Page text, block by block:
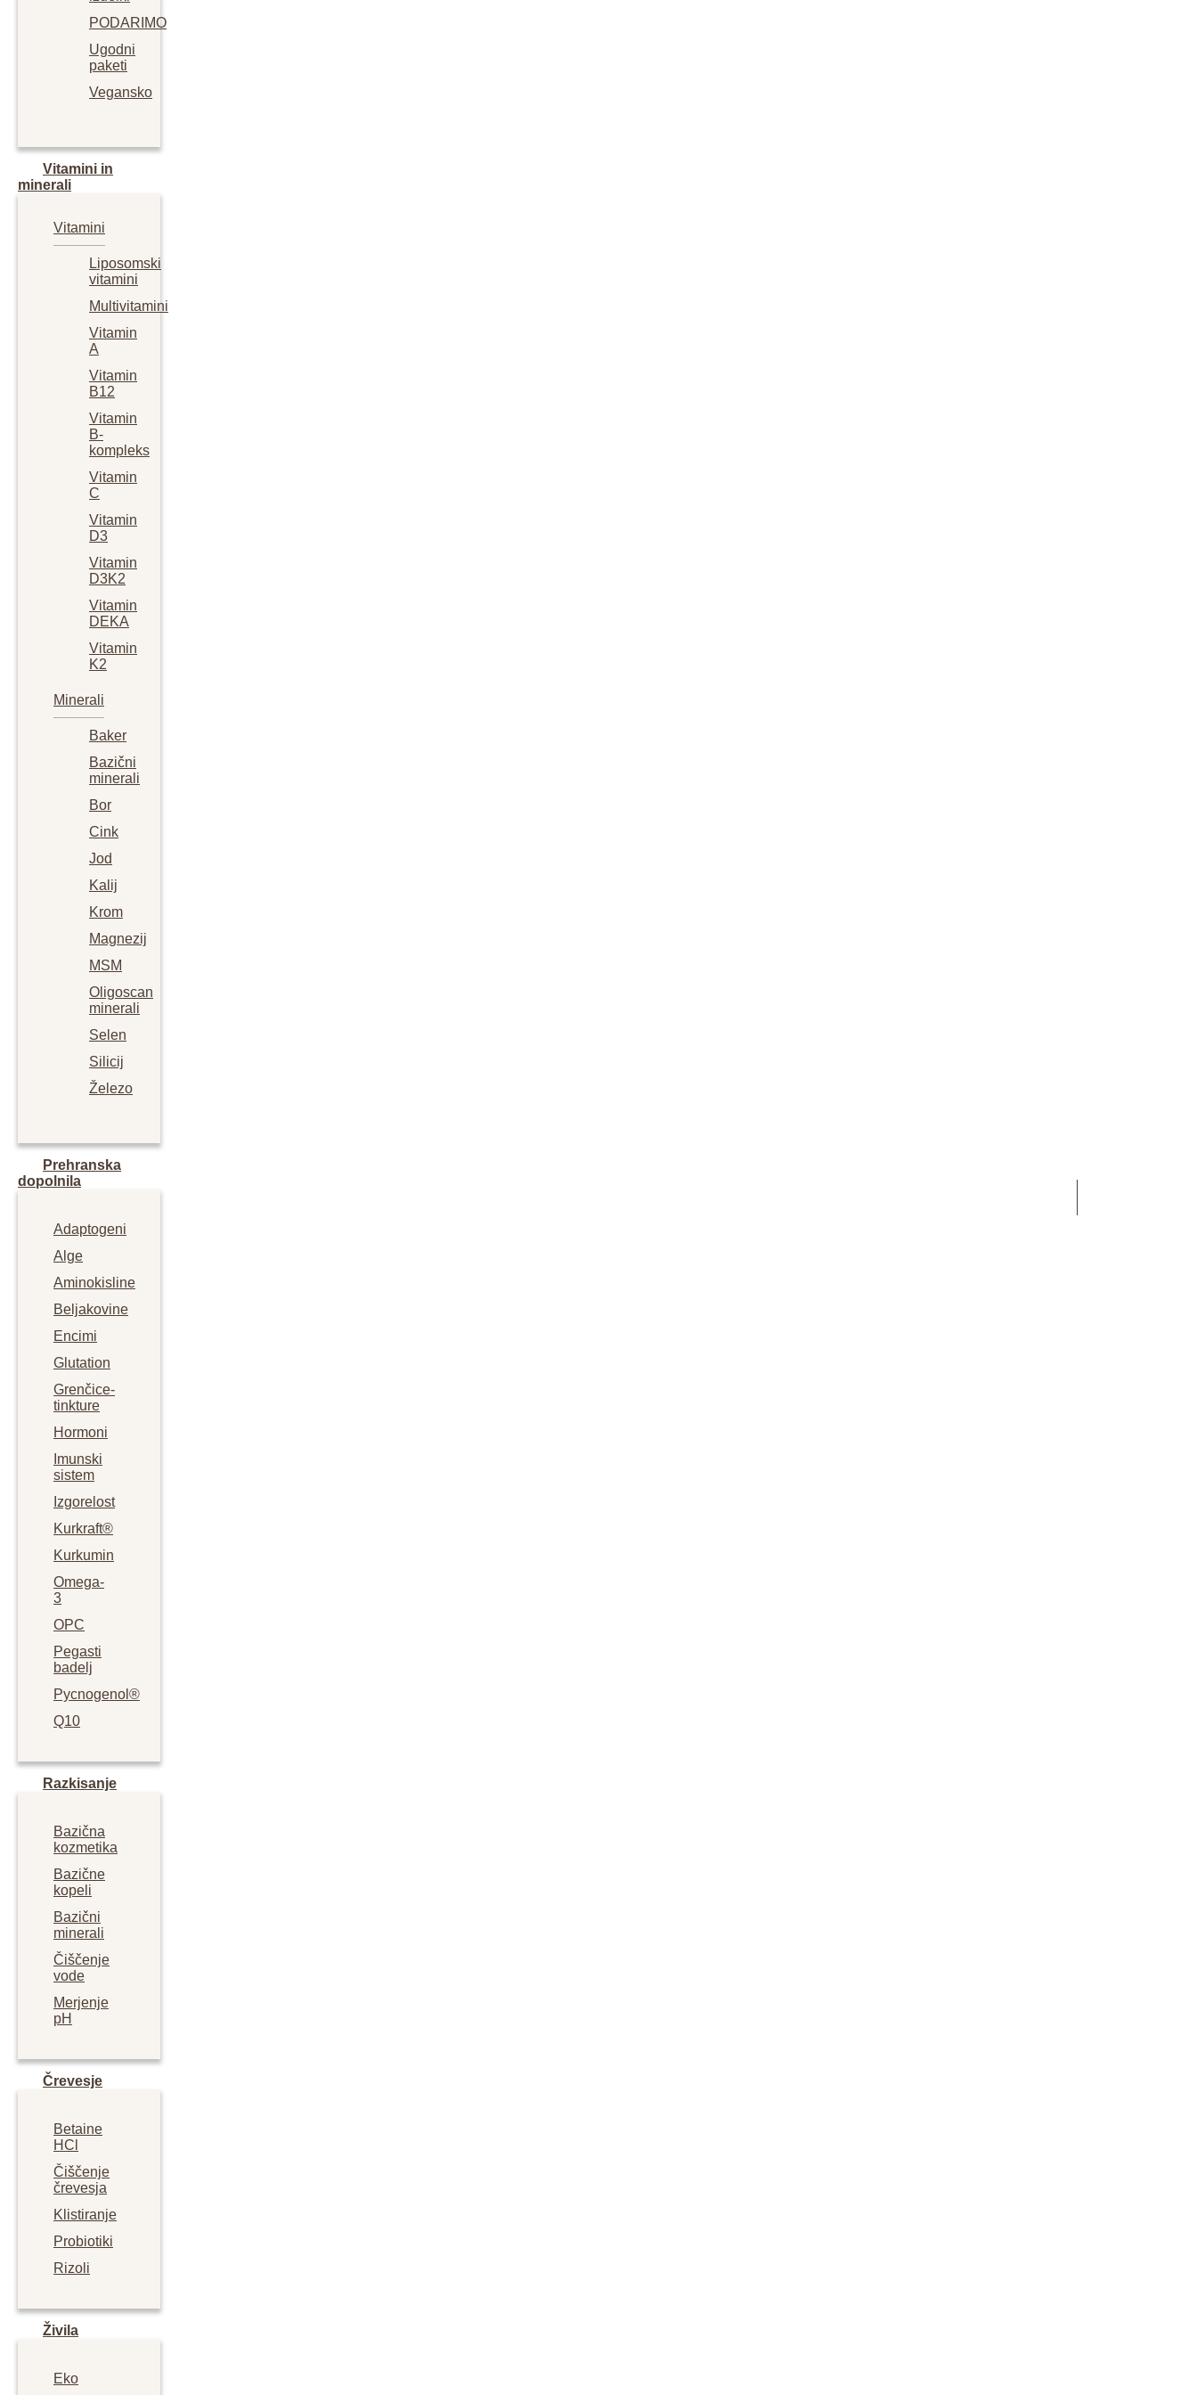
PODARIMO
Ugodni
paketi
Vegansko
Vitamini in
minerali
Vitamini
Liposomski
vitamini
Multivitamini
Vitamin
A
Vitamin
B12
Vitamin
B-
kompleks
Vitamin
C
Vitamin
D3
Vitamin
D3K2
Vitamin
DEKA
Vitamin
K2
Minerali
Baker
Bazični
minerali
Bor
Cink
Jod
Kalij
Krom
Magnezij
MSM
Oligoscan
minerali
Selen
Silicij
Železo
Prehranska
dopolnila
Adaptogeni
Alge
Aminokisline
Beljakovine
Encimi
Glutation
Grenčice-
tinkture
Hormoni
Imunski
sistem
Izgorelost
Kurkraft®
Kurkumin
Omega-
3
OPC
Pegasti
badelj
Pycnogenol®
Q10
Razkisanje
Bazična
kozmetika
Bazične
kopeli
Bazični
minerali
Čiščenje
vode
Merjenje
pH
Črevesje
Betaine
HCl
Čiščenje
črevesja
Klistiranje
Probiotiki
Rizoli
Živila
Eko